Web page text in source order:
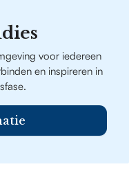
voor iedereen
en inspireren in